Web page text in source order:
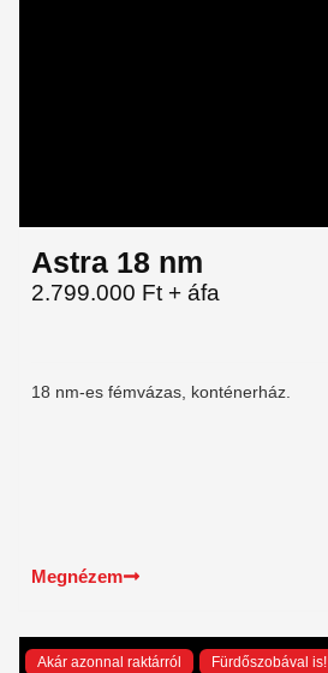
Astra 18 nm
2.799.000 Ft + áfa
18 nm-es fémvázas, konténerház.
Megnézem
Akár azonnal raktárról Fürdőszobával is!